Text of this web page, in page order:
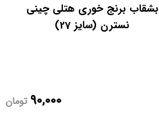
بشقاب برنج خوری هتلی چینی
نسترن (سایز 27)
90,000 تومان